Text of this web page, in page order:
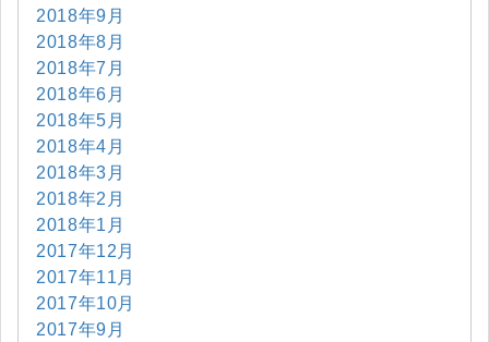
2018年9月
2018年8月
2018年7月
2018年6月
2018年5月
2018年4月
2018年3月
2018年2月
2018年1月
2017年12月
2017年11月
2017年10月
2017年9月